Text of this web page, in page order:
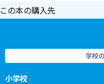
この本の購入先
学校
小学校